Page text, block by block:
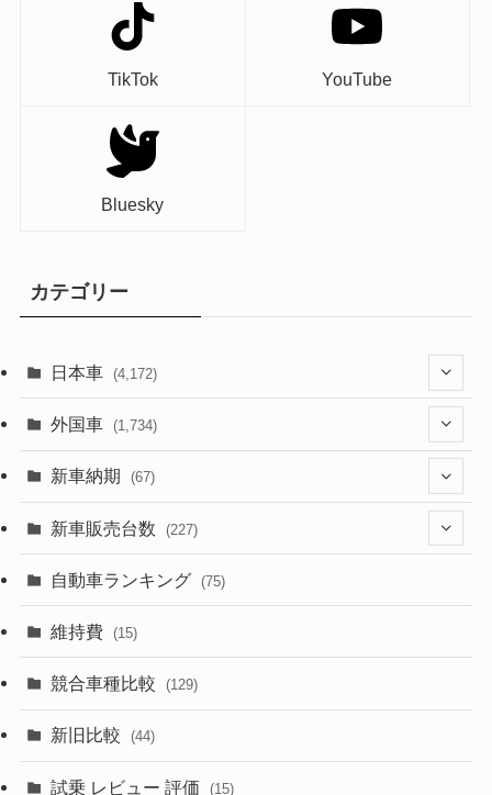
TikTok YouTube
Bluesky
カテゴリー
日本車 (4,172)
(1,321)
(329)
(357)
(328)
外国車 (1,734)
(242)
(85)
(84)
新車納期 (67)
(28)
(8)
(3)
(3)
新車販売台数 (227)
(21)
(5)
自動車ランキング (75)
維持費 (15)
競合車種比較 (129)
新旧比較 (44)
試乗 レビュー 評価 (15)